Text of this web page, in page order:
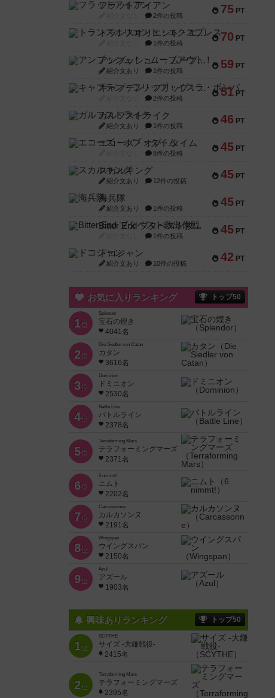
75 PT
フラットアイアン
2件の投稿
70 PT
トランスオリエント・エクスプレス
1件の投稿
59 PT
アンブッシュ！：ムーブアウト！
紹介文あり 1件の投稿
51 PT
キャプテン・フリップ：イスラ・ボンバ
2件の投稿
46 PT
ガルフストライク
紹介文あり 1件の投稿
45 PT
エコーズ・オブ・タイム
8件の投稿
45 PT
スカルキング
紹介文あり 12件の投稿
45 PT
海兵隊
紹介文あり 1件の投稿
45 PT
Bitter End ブタペスト救出作戦
1件の投稿
42 PT
ドコジャン
紹介文あり 10件の投稿
お気に入りランキング トップ50
1位
Splendor
宝石の煌き
4041名
2位
Die Siedler von Catan
カタン
3616名
3位
Dominion
ドミニオン
2530名
4位
Battle Line
バトルライン
2378名
5位
Terraforming Mars
テラフォーミングマーズ
2371名
6位
6 nimmt!
ニムト
2202名
7位
Carcassonne
カルカソンヌ
2191名
8位
Wingspan
ウイングスパン
2150名
9位
Azul
アズール
1903名
興味ありランキング トップ50
1位
SCYTHE
サイズ -大鎌戦役-
2415名
2位
Terraforming Mars
テラフォーミングマーズ
2395名